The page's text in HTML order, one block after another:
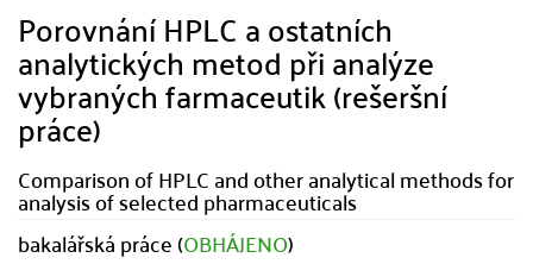
Porovnání HPLC a ostatních
analytických metod při analýze
vybraných farmaceutik (rešeršní
práce)
Comparison of HPLC and other analytical methods for
analysis of selected pharmaceuticals
bakalářská práce (OBHÁJENO)